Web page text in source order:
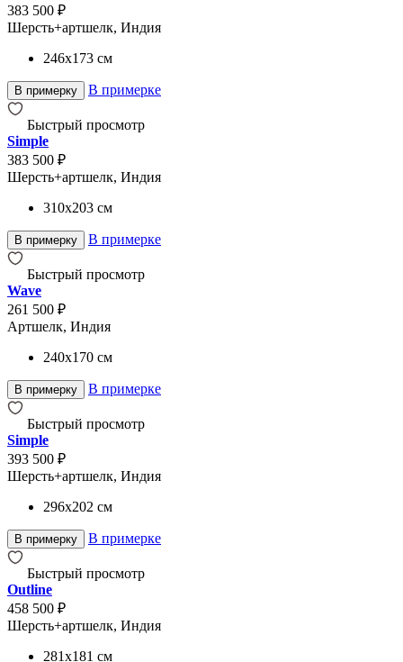
383 500 ₽
Шерсть+артшелк, Индия
246x173 см
В примерку В примерке
Быстрый просмотр
Simple
383 500 ₽
Шерсть+артшелк, Индия
310x203 см
В примерку В примерке
Быстрый просмотр
Wave
261 500 ₽
Артшелк, Индия
240x170 см
В примерку В примерке
Быстрый просмотр
Simple
393 500 ₽
Шерсть+артшелк, Индия
296x202 см
В примерку В примерке
Быстрый просмотр
Outline
458 500 ₽
Шерсть+артшелк, Индия
281x181 см